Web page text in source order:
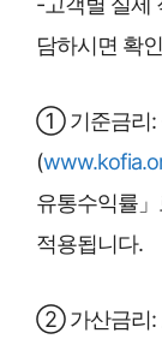
담하시면 확
① 기준금리:
(
유통수익률
적용됩니다.
② 가산금리: